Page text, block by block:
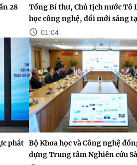
28
Tổng Bí thư, Chủ tịch nước Tô
học công nghệ, đổi mới sáng
01:04
phát Bộ Khoa học và Công nghệ
dựng Trung tâm Nghiên cứu